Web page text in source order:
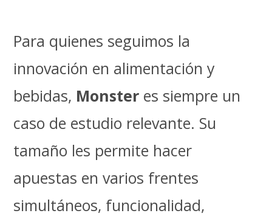
Para quienes seguimos la
innovación en alimentación y
bebidas, Monster es siempre un
caso de estudio relevante. Su
tamaño les permite hacer
apuestas en varios frentes
simultáneos, funcionalidad,